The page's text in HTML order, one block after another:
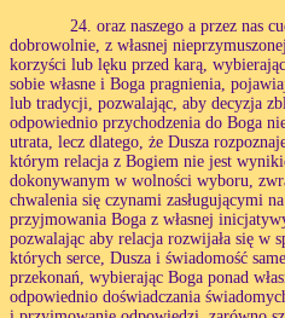
24. oraz naszego a przez nas
dobrowolnie, z własnej
korzyści lub lęku przed karą,
sobie własne i Boga pragnienia,
lub tradycji, pozwalając, aby decyzja
odpowiednio przychodzenia do Boga
utrata, lecz dlatego, że Dusza
którym relacja z Bogiem nie jest
dokonywanym w wolności wyboru,
chwalenia się czynami zasługującymi
przyjmowania Boga z własnej
pozwalając aby relacja rozwijała się w
których serce, Dusza i świadomość
przekonań, wybierając Boga ponad
odpowiednio doświadczania